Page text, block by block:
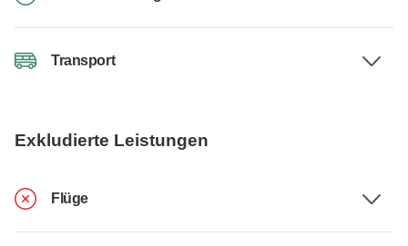
Transport
Exkludierte Leistungen
Flüge